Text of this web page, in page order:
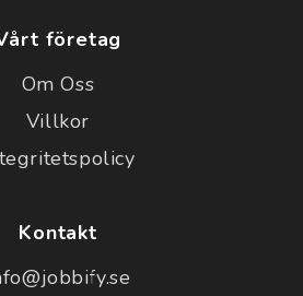
företag
Om Oss
Villkor
Kontakt